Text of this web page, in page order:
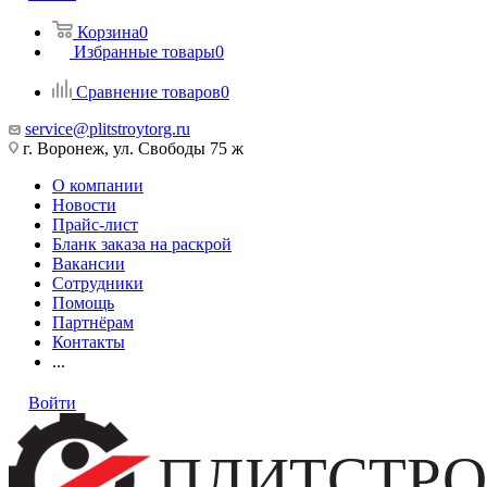
Корзина0
Избранные товары0
Сравнение товаров0
service@plitstroytorg.ru
г. Воронеж, ул. Свободы 75 ж
О компании
Новости
Прайс-лист
Бланк заказа на раскрой
Вакансии
Сотрудники
Помощь
Партнёрам
Контакты
...
Войти